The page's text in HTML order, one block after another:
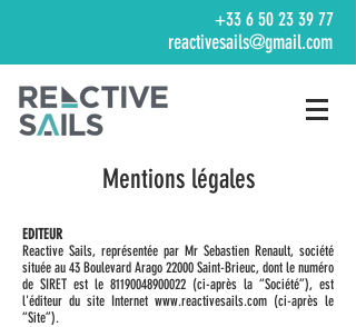
+33 6 50 23 39 77
reactivesails@gmail.com
Mentions légales
EDITEUR
Reactive Sails, représentée par Mr Sebastien Renault, société
située au 43 Boulevard Arago 22000 Saint-Brieuc, dont le numéro
de SIRET est le 81190048900022 (ci-après la “Société”), est
l'éditeur du site Internet www.reactivesails.com (ci-après le
“Site”).